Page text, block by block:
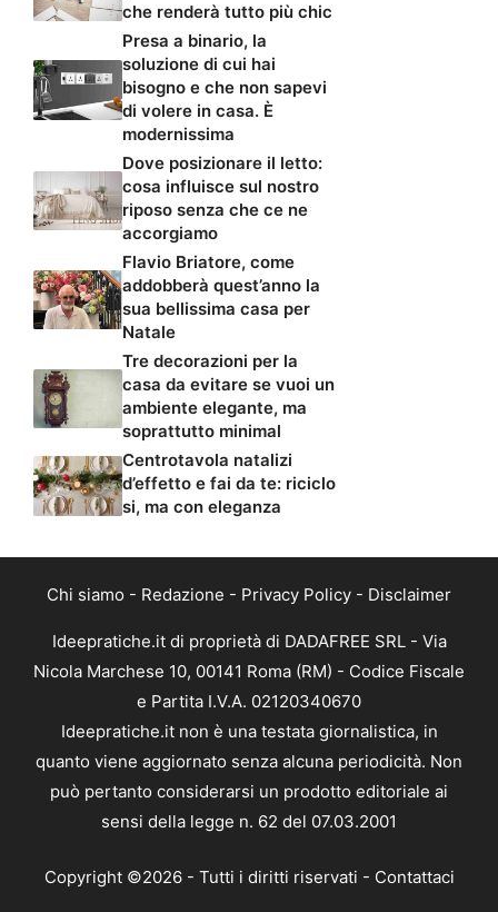
che renderà tutto più chic
Presa a binario, la
soluzione di cui hai
bisogno e che non sapevi
di volere in casa. È
modernissima
Dove posizionare il letto:
cosa influisce sul nostro
riposo senza che ce ne
accorgiamo
Flavio Briatore, come
addobberà quest’anno la
sua bellissima casa per
Natale
Tre decorazioni per la
casa da evitare se vuoi un
ambiente elegante, ma
soprattutto minimal
Centrotavola natalizi
d’effetto e fai da te: riciclo
si, ma con eleganza
Chi siamo - Redazione - Privacy Policy - Disclaimer
Ideepratiche.it di proprietà di DADAFREE SRL - Via
Nicola Marchese 10, 00141 Roma (RM) - Codice Fiscale
e Partita I.V.A. 02120340670
Ideepratiche.it non è una testata giornalistica, in
quanto viene aggiornato senza alcuna periodicità. Non
può pertanto considerarsi un prodotto editoriale ai
sensi della legge n. 62 del 07.03.2001
Copyright ©2026 - Tutti i diritti riservati - Contattaci